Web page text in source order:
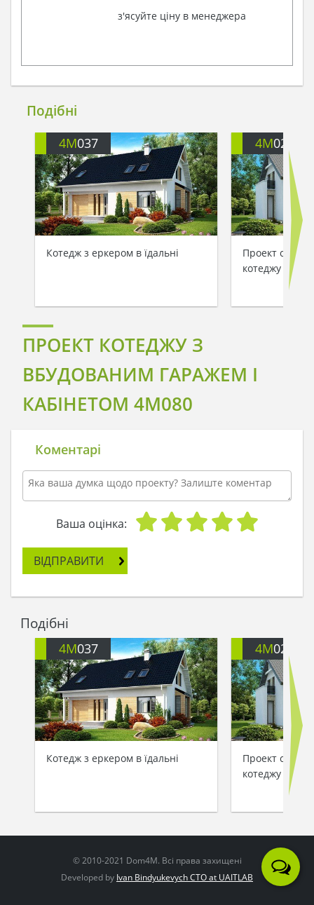
з'ясуйте ціну в менеджера
Подібні
4M037
Котедж з еркером в їдальні
4M022
Проект
котеджу
ПРОЕКТ КОТЕДЖУ З
ВБУДОВАНИМ ГАРАЖЕМ І
КАБІНЕТОМ 4M080
Коментарі
Ваша оцінка:
ВІДПРАВИТИ
Подібні
4M037
Котедж з еркером в їдальні
4M022
Проект
котеджу
© 2010-2021 Dom4M. Всі права захищені
Developed by Ivan Bindyukevych CTO at UAITLAB